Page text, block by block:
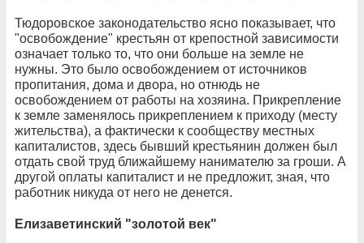
Тюдоровское законодательство ясно показывает, что
"освобождение" крестьян от крепостной зависимости
означает только то, что они больше на земле не
нужны. Это было освобождением от источников
пропитания, дома и двора, но отнюдь не
освобождением от работы на хозяина. Прикрепление
к земле заменялось прикреплением к приходу (месту
жительства), а фактически к сообществу местных
капиталистов, здесь бывший крестьянин должен был
отдать свой труд ближайшему нанимателю за гроши. А
другой оплаты капиталист и не предложит, зная, что
работник никуда от него не денется.
Елизаветинский "золотой век"